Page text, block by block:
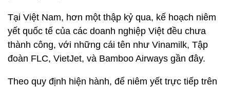
Tại Việt Nam, hơn một thập kỷ qua, kế hoạch niêm
yết quốc tế của các doanh nghiệp Việt đều chưa
thành công, với những cái tên như Vinamilk, Tập
đoàn FLC, VietJet, và Bamboo Airways gần đây.
Theo quy định hiện hành, để niêm yết trực tiếp trên